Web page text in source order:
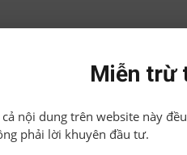
Miễn trừ
cả nội dung trên website này
phải lời khuyên đầu tư.